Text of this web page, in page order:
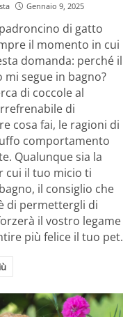
Gennaio 9, 2025
di gatto
il momento in cui
domanda: perché il
mi segue in bagno?
di coccole al
di
cosa fai, le ragioni di
comportamento
Qualunque sia la
cui il tuo micio ti
il consiglio che
di permettergli di
il vostro legame
più felice il tuo pet.